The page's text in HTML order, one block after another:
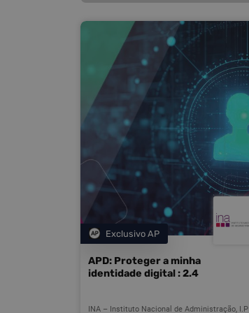
APD: Proteger a minha
identidade digital : 2.4
INA – Instituto Nacional de Administração, I.P
Categoria
Exclusivo AP